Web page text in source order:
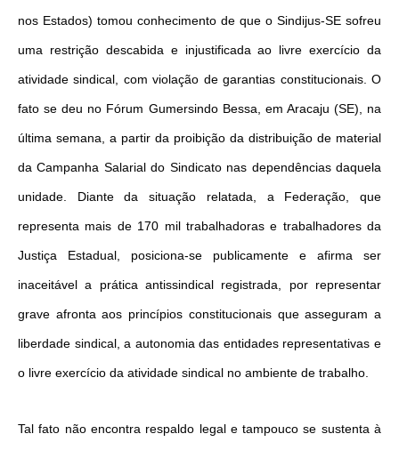
nos Estados) tomou conhecimento de que o Sindijus-SE sofreu
uma restrição descabida e injustificada ao livre exercício da
atividade sindical, com violação de garantias constitucionais. O
fato se deu no Fórum Gumersindo Bessa, em Aracaju (SE), na
última semana, a partir da proibição da distribuição de material
da Campanha Salarial do Sindicato nas dependências daquela
unidade. Diante da situação relatada, a Federação, que
representa mais de 170 mil trabalhadoras e trabalhadores da
Justiça Estadual, posiciona-se publicamente e afirma ser
inaceitável a prática antissindical registrada, por representar
grave afronta aos princípios constitucionais que asseguram a
liberdade sindical, a autonomia das entidades representativas e
o livre exercício da atividade sindical no ambiente de trabalho.
Tal fato não encontra respaldo legal e tampouco se sustenta à